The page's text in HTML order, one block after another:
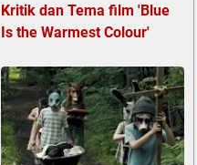
Kritik dan Tema film 'Blue
Is the Warmest Colour'